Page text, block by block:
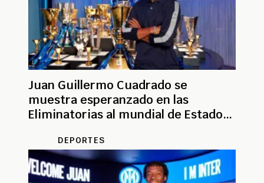
Juan Guillermo Cuadrado se
muestra esperanzado en las
Eliminatorias al mundial de Estados
DEPORTES